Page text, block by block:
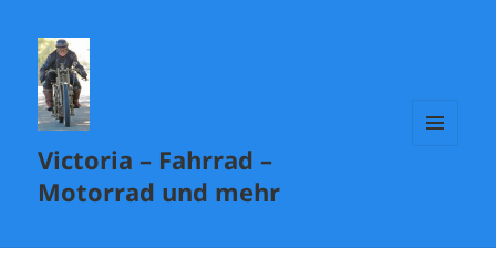
Victoria – Fahrrad –
Motorrad und mehr